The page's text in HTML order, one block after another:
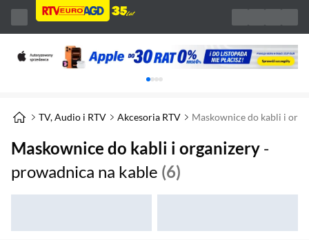
Karuzela z banerami, aktualny element 1 z
TV, Audio i RTV Akcesoria RTV Maskownice do kabli i
Maskownice do kabli i organizery -
prowadnica na kable (6)